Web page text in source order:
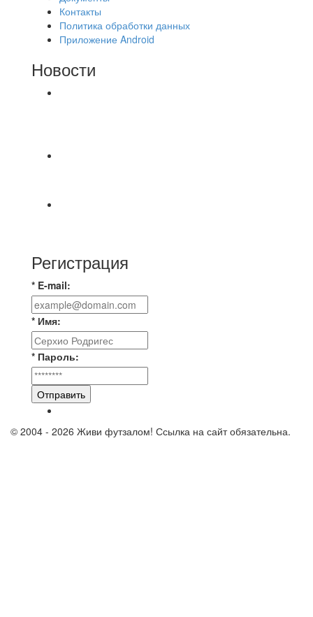
Контакты
Политика обработки данных
Приложение Android
Новости
Регистрация
* E-mail:
* Имя:
* Пароль:
Отправить
© 2004 - 2026 Живи футзалом! Ссылка на сайт обязательна.